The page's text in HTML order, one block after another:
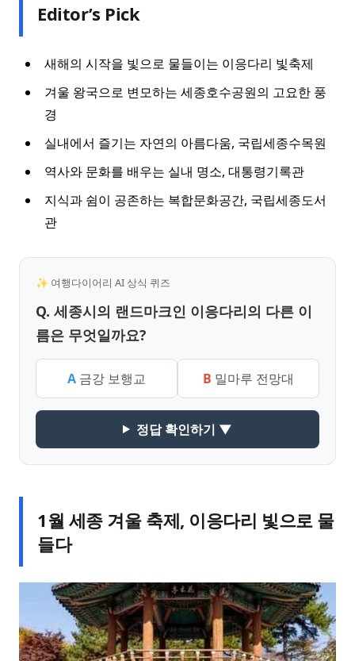
Editor’s Pick
새해의 시작을 빛으로 물들이는 이응다리 빛축제
겨울 왕국으로 변모하는 세종호수공원의 고요한 풍
경
실내에서 즐기는 자연의 아름다움, 국립세종수목원
역사와 문화를 배우는 실내 명소, 대통령기록관
지식과 쉼이 공존하는 복합문화공간, 국립세종도서
관
✨ 여행다이어리 AI 상식 퀴즈
Q. 세종시의 랜드마크인 이응다리의 다른 이
름은 무엇일까요?
A 금강 보행교 B 밀마루 전망대
정답 확인하기 ▼
1월 세종 겨울 축제, 이응다리 빛으로 물
들다